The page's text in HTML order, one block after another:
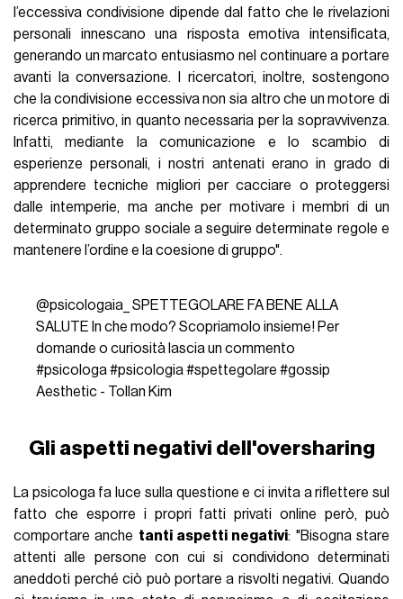
l’eccessiva condivisione dipende dal fatto che le rivelazioni
personali innescano una risposta emotiva intensificata,
generando un marcato entusiasmo nel continuare a portare
avanti la conversazione. I ricercatori, inoltre, sostengono
che la condivisione eccessiva non sia altro che un motore di
ricerca primitivo, in quanto necessaria per la sopravvivenza.
Infatti, mediante la comunicazione e lo scambio di
esperienze personali, i nostri antenati erano in grado di
apprendere tecniche migliori per cacciare o proteggersi
dalle intemperie, ma anche per motivare i membri di un
determinato gruppo sociale a seguire determinate regole e
mantenere l’ordine e la coesione di gruppo".
@psicologaia_
SPETTEGOLARE FA BENE ALLA
SALUTE In che modo? Scopriamolo insieme! Per
domande o curiosità lascia un commento
#psicologa#psicologia#spettegolare #gossip
Aesthetic - Tollan Kim
Gli aspetti negativi dell'oversharing
La psicologa fa luce sulla questione e ci invita a riflettere sul
fatto che esporre i propri fatti privati online però, può
comportare anche tanti aspetti negativi: "Bisogna stare
attenti alle persone con cui si condividono determinati
aneddoti perché ciò può portare a risvolti negativi. Quando